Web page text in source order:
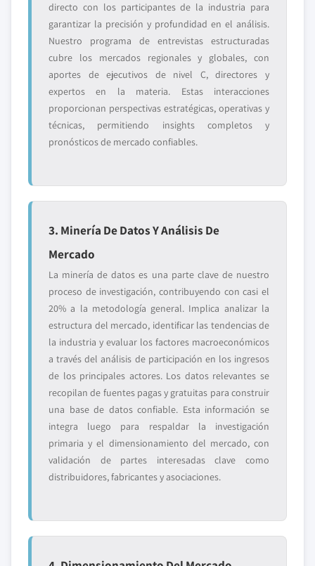
directo con los participantes de la industria para
garantizar la precisión y profundidad en el análisis.
Nuestro programa de entrevistas estructuradas
cubre los mercados regionales y globales, con
aportes de ejecutivos de nivel C, directores y
expertos en la materia. Estas interacciones
proporcionan perspectivas estratégicas, operativas y
técnicas, permitiendo insights completos y
pronósticos de mercado confiables.
3. Minería De Datos Y Análisis De
Mercado
La minería de datos es una parte clave de nuestro
proceso de investigación, contribuyendo con casi el
20% a la metodología general. Implica analizar la
estructura del mercado, identificar las tendencias de
la industria y evaluar los factores macroeconómicos
a través del análisis de participación en los ingresos
de los principales actores. Los datos relevantes se
recopilan de fuentes pagas y gratuitas para construir
una base de datos confiable. Esta información se
integra luego para respaldar la investigación
primaria y el dimensionamiento del mercado, con
validación de partes interesadas clave como
distribuidores, fabricantes y asociaciones.